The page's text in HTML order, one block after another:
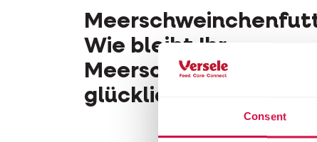
Consent
Wie bleibt Ihr
Meerschweinchen
glücklich und gesund?